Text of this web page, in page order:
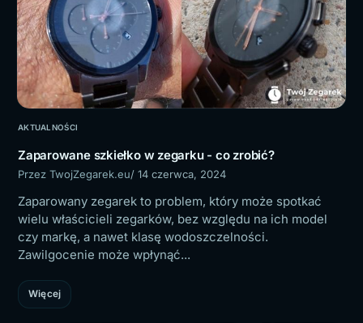
AKTUALNOŚCI
Zaparowane szkiełko w zegarku - co zrobić?
Przez TwojZegarek.eu/ 14 czerwca, 2024
Zaparowany zegarek to problem, który może spotkać
wielu właścicieli zegarków, bez względu na ich model
czy markę, a nawet klasę wodoszczelności.
Zawilgocenie może wpłynąć...
Więcej